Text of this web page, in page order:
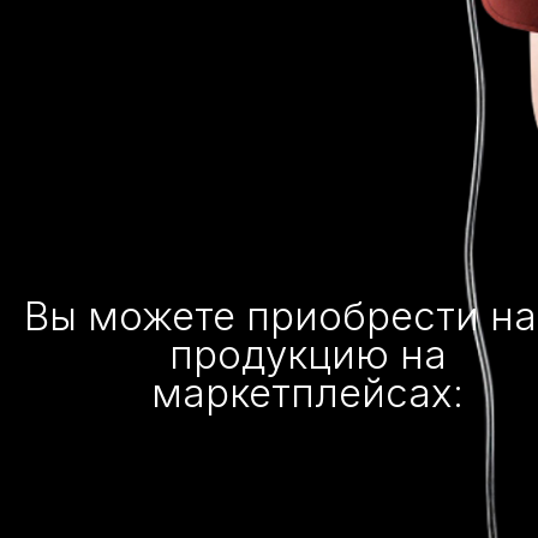
Вы можете приобрести
продукцию на
маркетплейсах: